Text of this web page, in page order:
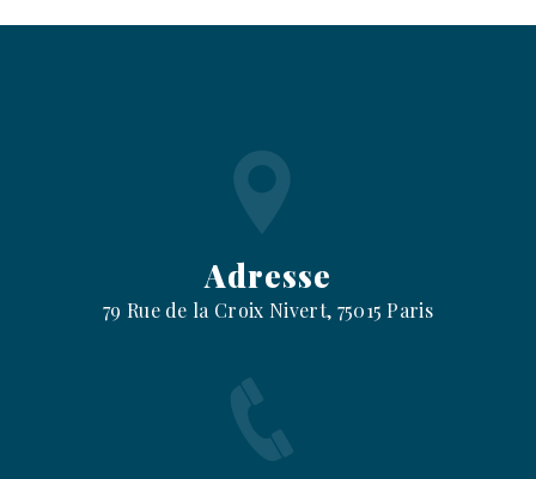
Adresse
79 Rue de la Croix Nivert, 75015 Paris